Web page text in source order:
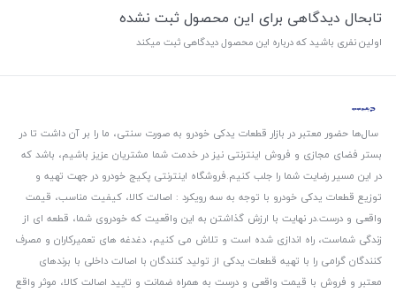
تابحال دیدگاهی برای این محصول ثبت نشده
اولین نفری باشید که درباره این محصول دیدگاهی ثبت میکند
سال‌ها حضور معتبر در بازار قطعات یدکی خودرو به صورت سنتی، ما را بر آن داشت تا در
بستر فضای مجازی و فروش اینترنتی نیز در خدمت شما مشتریان عزیز باشیم، باشد که
در این مسیر رضایت شما را جلب کنیم.فروشگاه اینترنتی پکیج خودرو در جهت تهیه و
توزیع قطعات یدکی خودرو با توجه به سه رویکرد : اصالت کالا، کیفیت مناسب، قیمت
واقعی و درست.در نهایت با ارزش گذاشتن به این واقعیت که خودروی شما، قطعه ای از
زندگی شماست، راه اندازی شده است و تلاش می کنیم، دغدغه های تعمیرکاران و مصرف
کنندگان گرامی را با تهیه قطعات یدکی از تولید کنندگان با اصالت داخلی با برندهای
معتبر و فروش با قیمت واقعی و درست به همراه ضمانت و تایید اصالت کالا، موثر واقع